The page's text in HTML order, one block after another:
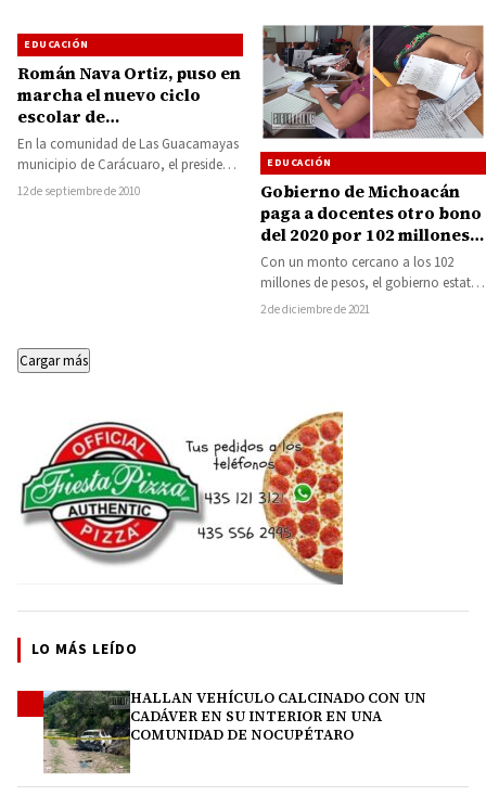
EDUCACIÓN
Román Nava Ortiz, puso en
marcha el nuevo ciclo
escolar de
telebachillerato en Las
Guacamayas
En la comunidad de Las Guacamayas
municipio de Carácuaro, el presidente
municipal de Carácuaro, Román
12 de septiembre de 2010
EDUCACIÓN
Gobierno de Michoacán
paga a docentes otro bono
del 2020 por 102 millones
de pesos
Con un monto cercano a los 102
millones de pesos, el gobierno estatal
encabezado por Alfredo Ramírez
2 de diciembre de 2021
Cargar más
LO MÁS LEÍDO
HALLAN VEHÍCULO CALCINADO CON UN
CADÁVER EN SU INTERIOR EN UNA
COMUNIDAD DE NOCUPÉTARO